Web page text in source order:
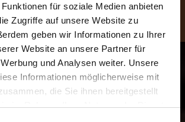
für soziale Medien anbieten
Zugriffe auf unsere Website zu
geben wir Informationen zu Ihrer
Website an unsere Partner für
und Analysen weiter. Unsere
Informationen möglicherweise mit
die Sie ihnen bereitgestellt
im Rahmen Ihrer Nutzung der Dienste